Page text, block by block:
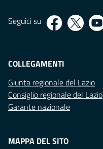
Seguici su
COLLEGAMENTI
Giunta regionale del Lazio
Consiglio regionale del Lazio
Garante nazionale
MAPPA DEL SITO